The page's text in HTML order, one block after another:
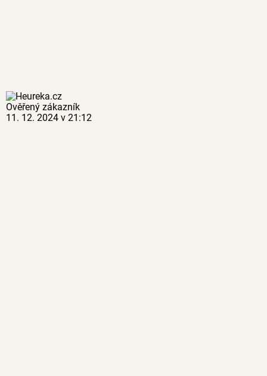
Ověřený zákazník
11. 12. 2024 v 21:12